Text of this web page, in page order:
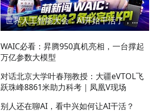
世界人工智能大会：AI开始干活了，但到底干的怎么样？萌新闯WAIC
WAIC必看：昇腾950真机亮相，一台撑起
万亿参数大模型
对话北京大学叶春翔教授：大疆eVTOL飞
跃珠峰8861米助力科考｜凤凰V现场
别人还在聊AI，看中兴如何让AI干活？